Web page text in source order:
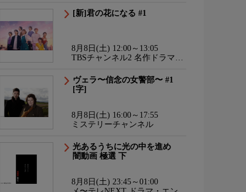
[新]君の花になる #1
8月8日(土) 12:00～13:05
TBSチャンネル2 名作ドラマ・
ヴェラ〜信念の女警部〜 #1
[字]
8月8日(土) 16:00～17:55
ミステリーチャンネル
光あるうちに光の中を進め
闇動画 極選 下
8月8日(土) 23:45～01:00